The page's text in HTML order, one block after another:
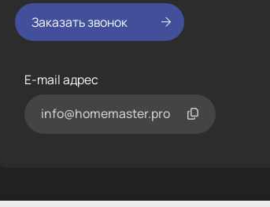
E-mail адрес
info@homemaster.pro